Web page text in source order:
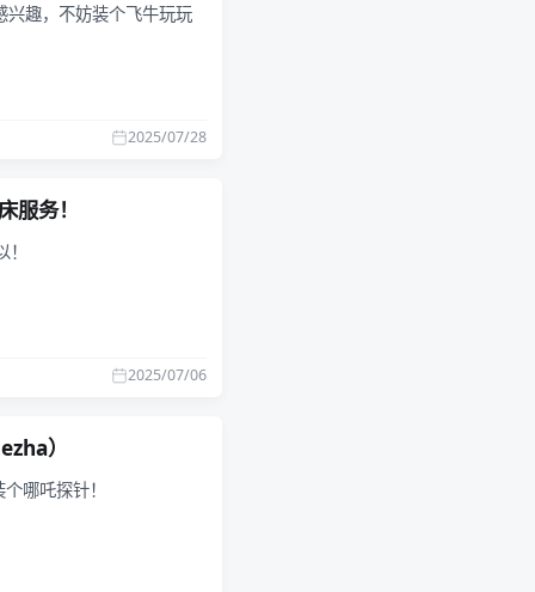
兴趣，不妨装个飞牛玩玩
2025/07/28
务！
2025/07/06
）
哪吒探针！